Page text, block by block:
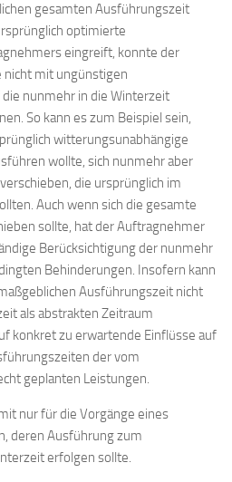
gesamten Ausführungszeit
optimierte
eingreift, konnte der
mit ungünstigen
nunmehr in die Winterzeit
So kann es zum Beispiel sein,
witterungsunabhängige
wollte, sich nunmehr aber
die ursprünglich im
Auch wenn sich die gesamte
sollte, hat der Auftragnehmer
Berücksichtigung der nunmehr
Behinderungen. Insofern kann
Ausführungszeit nicht
als abstrakten Zeitraum
konkret zu erwartende Einflüsse auf
der vom
geplanten Leistungen.
nur für die Vorgänge eines
deren Ausführung zum
erfolgen sollte.